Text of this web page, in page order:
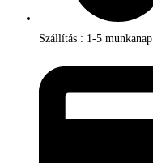
Szállítás : 1-5 munkanap